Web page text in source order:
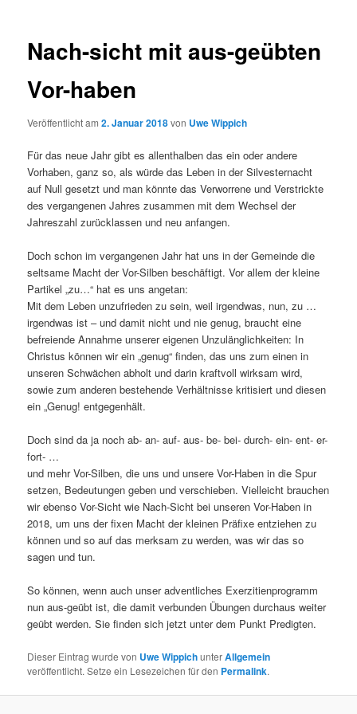
Nach-sicht mit aus-geübten
Vor-haben
Veröffentlicht am2. Januar 2018von Uwe Wippich
Für das neue Jahr gibt es allenthalben das ein oder andere
Vorhaben, ganz so, als würde das Leben in der Silvesternacht
auf Null gesetzt und man könnte das Verworrene und Verstrickte
des vergangenen Jahres zusammen mit dem Wechsel der
Jahreszahl zurücklassen und neu anfangen.
Doch schon im vergangenen Jahr hat uns in der Gemeinde die
seltsame Macht der Vor-Silben beschäftigt.Vor allem der kleine
Partikel „zu…“ hat es uns angetan:
Mit dem Leben unzufrieden zu sein, weil irgendwas, nun, zu …
irgendwas ist – und damit nicht und nie genug, braucht eine
befreiende Annahme unserer eigenen Unzulänglichkeiten: In
Christus können wir ein „genug“ finden, das uns zum einen in
unseren Schwächen abholt und darin kraftvoll wirksam wird,
sowie zum anderen bestehende Verhältnisse kritisiert und diesen
ein „Genug! entgegenhält.
Doch sind da ja noch ab- an- auf- aus- be- bei- durch- ein- ent- er-
fort- …
und mehr Vor-Silben, die uns und unsere Vor-Haben in die Spur
setzen, Bedeutungen geben und verschieben. Vielleicht brauchen
wir ebenso Vor-Sicht wie Nach-Sicht bei unseren Vor-Haben in
2018, um uns der fixen Macht der kleinen Präfixe entziehen zu
können und so auf das merksam zu werden, was wir das so
sagen und tun.
So können, wenn auch unser adventliches Exerzitienprogramm
nun aus-geübt ist, die damit verbunden Übungen durchaus weiter
geübt werden. Sie finden sich jetzt unter dem Punkt Predigten.
Dieser Eintrag wurde von Uwe WippichunterAllgemein
veröffentlicht. Setze ein Lesezeichen für den Permalink.